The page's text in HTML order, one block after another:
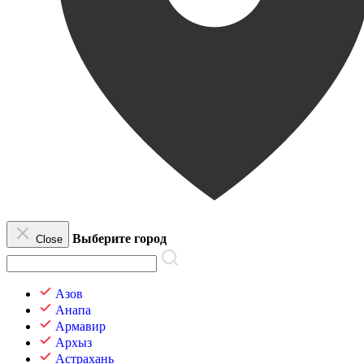
Close Выберите город
Азов
Анапа
Армавир
Архыз
Астрахань